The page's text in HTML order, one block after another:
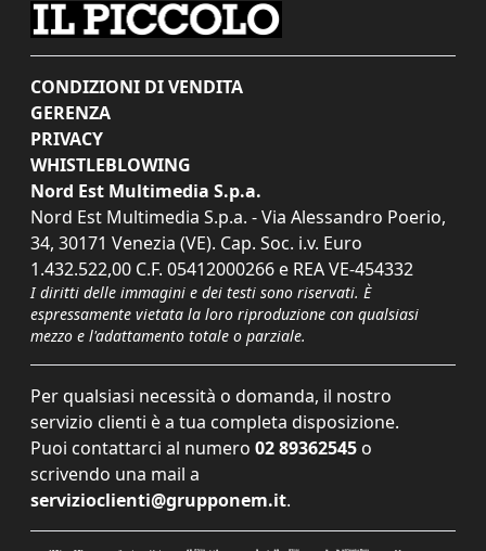
CONDIZIONI DI VENDITA
GERENZA
PRIVACY
WHISTLEBLOWING
Nord Est Multimedia S.p.a.
Nord Est Multimedia S.p.a. - Via Alessandro Poerio,
34, 30171 Venezia (VE). Cap. Soc. i.v. Euro
1.432.522,00 C.F. 05412000266 e REA VE-454332
I diritti delle immagini e dei testi sono riservati. È
espressamente vietata la loro riproduzione con qualsiasi
mezzo e l'adattamento totale o parziale.
Per qualsiasi necessità o domanda, il nostro
servizio clienti è a tua completa disposizione.
Puoi contattarci al numero 02 89362545 o
scrivendo una mail a
servizioclienti@grupponem.it.